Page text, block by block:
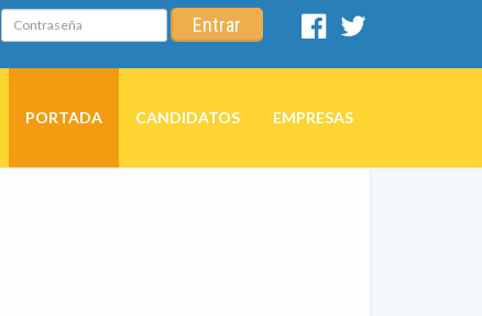
Contraseña Entrar
Facebook
PORTADA CANDIDATOS EMPRESAS